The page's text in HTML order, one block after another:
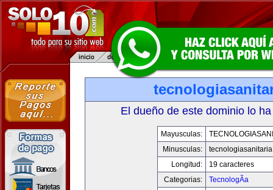
El dueño de este dominio lo
Mayusculas:
Minusculas:
Longitud:
19 caracteres
Categorias:
TecnologÃ­a